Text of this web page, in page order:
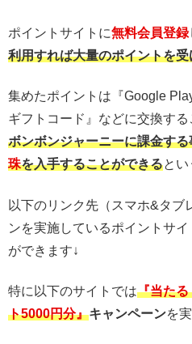
ポイントサイトに無料会員登録
利用すれば大量のポイントを
集めたポイントは『Google
ギフトコード』などに交換する
ボンボンジャーニーに課金す
珠を入手することができるとい
以下のリンク先（スマホ&タブ
ンを実施しているポイントサ
ができます↓
特に以下のサイトでは『当たる
ト5000円分』キャンペーンを